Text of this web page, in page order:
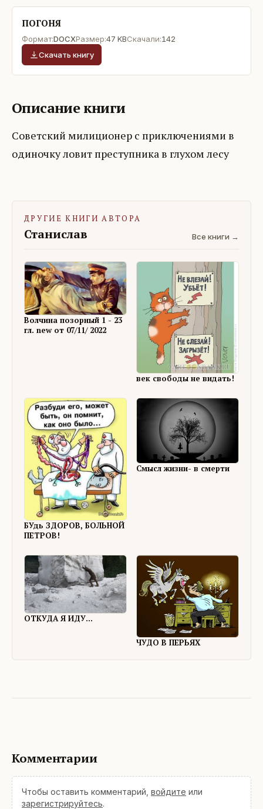
ПОГОНЯ
Формат:DOCXРазмер:47 KBСкачали:142
Скачать книгу
Описание книги
Советский милиционер с приключениями в
одиночку ловит преступника в глухом лесу
ДРУГИЕ КНИГИ АВТОРА
Станислав Все книги →
Волчина позорный 1 - 23
гл. new от 07/11/ 2022
век свободы не видать!
БУдь ЗДОРОВ, БОЛЬНОЙ
ПЕТРОВ!
Смысл жизни- в смерти
ОТКУДА Я ИДУ...
ЧУДО В ПЕРЬЯХ
Комментарии
Чтобы оставить комментарий, войдите или
зарегистрируйтесь.